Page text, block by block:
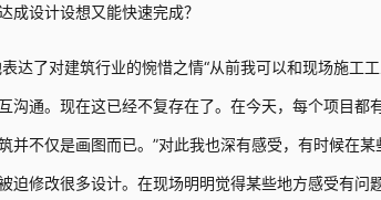
成设计设想又能快速完成？
达了对建筑行业的惋惜之情“从前我可以和现场施工
沟通。现在这已经不复存在了。在今天，每个项目都
不仅是画图而已。”对此我也深有感受，有时候在
迫修改很多设计。在现场明明觉得某些地方感受有问